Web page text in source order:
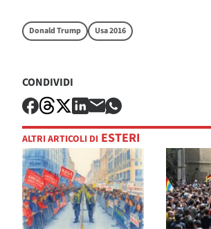
Donald Trump Usa 2016
CONDIVIDI
ALTRI ARTICOLI DI ESTERI